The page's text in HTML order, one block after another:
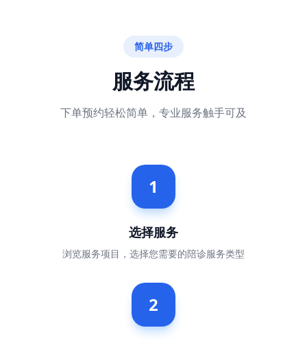
简单四步
服务流程
下单预约轻松简单，专业服务触手可及
1
选择服务
浏览服务项目，选择您需要的陪诊服务类型
2